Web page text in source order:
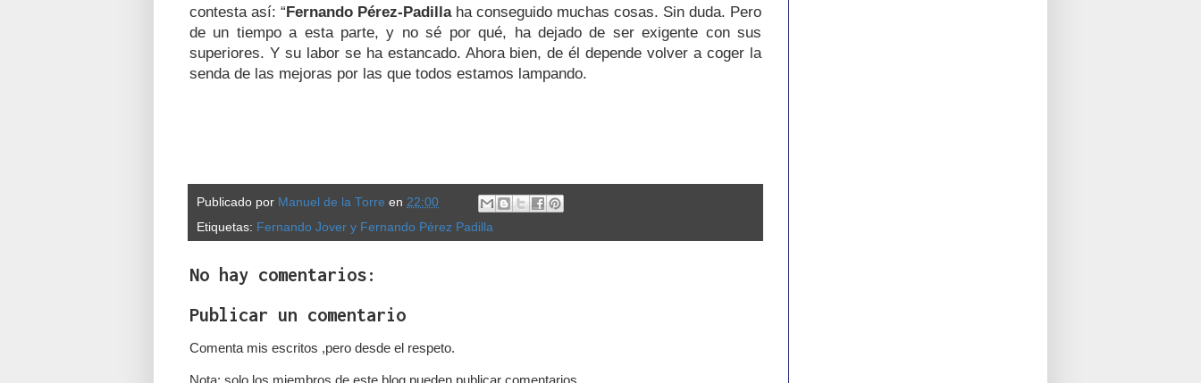
contesta así: “Fernando Pérez-Padillaha conseguido muchas cosas. Sin duda. Pero
de un tiempo a esta parte, y no sé por qué, ha dejado de ser exigente con sus
superiores. Y su labor se ha estancado. Ahora bien, de él depende volver a coger la
senda de las mejoras por las que todos estamos lampando.
Publicado por Manuel de la Torre en 22:00
Etiquetas: Fernando Jover y Fernando Pérez Padilla
No hay comentarios:
Publicar un comentario
Comenta mis escritos ,pero desde el respeto.
Nota: solo los miembros de este blog pueden publicar comentarios.